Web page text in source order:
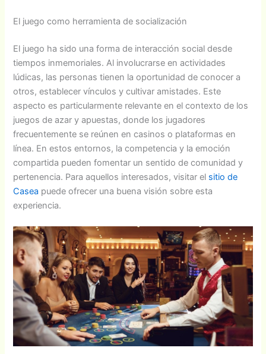
El juego como herramienta de socialización
El juego ha sido una forma de interacción social desde
tiempos inmemoriales. Al involucrarse en actividades
lúdicas, las personas tienen la oportunidad de conocer a
otros, establecer vínculos y cultivar amistades. Este
aspecto es particularmente relevante en el contexto de los
juegos de azar y apuestas, donde los jugadores
frecuentemente se reúnen en casinos o plataformas en
línea. En estos entornos, la competencia y la emoción
compartida pueden fomentar un sentido de comunidad y
pertenencia. Para aquellos interesados, visitar el sitio de
Casea puede ofrecer una buena visión sobre esta
experiencia.